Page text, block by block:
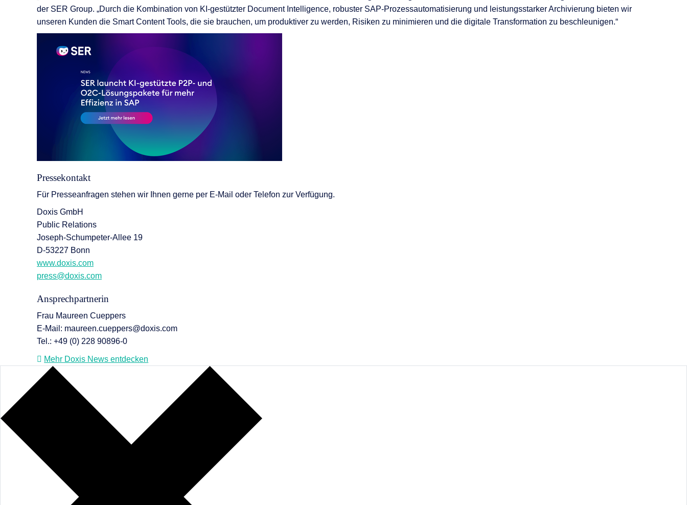
der SER Group. „Durch die Kombination von KI-gestützter Document Intelligence, robuster SAP-Prozessautomatisierung und leistungsstarker Archivierung bieten wir
unseren Kunden die Smart Content Tools, die sie brauchen, um produktiver zu werden, Risiken zu minimieren und die digitale Transformation zu beschleunigen.“
Pressekontakt
Für Presseanfragen stehen wir Ihnen gerne per E-Mail oder Telefon zur Verfügung.
Doxis GmbH
Public Relations
Joseph-Schumpeter-Allee 19
D-53227 Bonn
www.doxis.com
press@doxis.com
Ansprechpartnerin
Frau Maureen Cueppers
E-Mail: maureen.cueppers@doxis.com
Tel.: +49 (0) 228 90896-0
Mehr Doxis News entdecken